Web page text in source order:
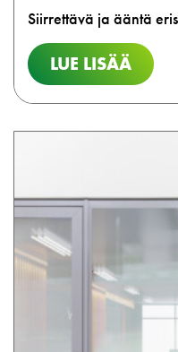
Siirrettävä ja ääntä
LUE LISÄÄ